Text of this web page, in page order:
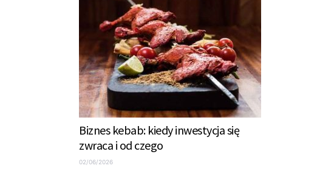
Biznes kebab: kiedy inwestycja się
zwraca i od czego
02/06/2026